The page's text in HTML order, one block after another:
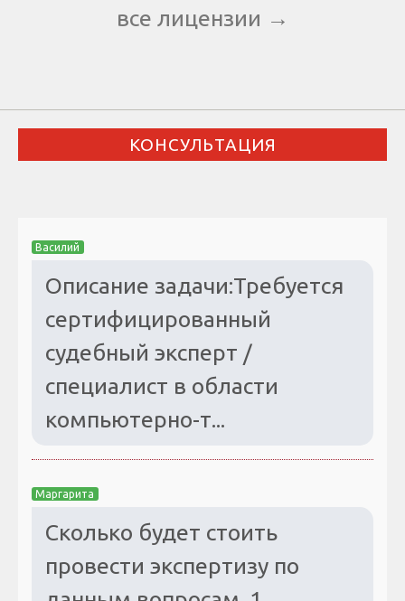
все лицензии →
КОНСУЛЬТАЦИЯ
Василий
Описание задачи:Требуется
сертифицированный
судебный эксперт /
специалист в области
компьютерно-т...
Маргарита
Сколько будет стоить
провести экспертизу по